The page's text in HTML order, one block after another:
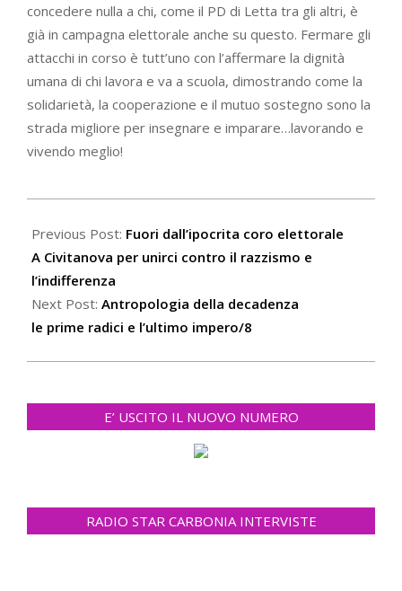
concedere nulla a chi, come il PD di Letta tra gli altri, è
già in campagna elettorale anche su questo. Fermare gli
attacchi in corso è tutt’uno con l’affermare la dignità
umana di chi lavora e va a scuola, dimostrando come la
solidarietà, la cooperazione e il mutuo sostegno sono la
strada migliore per insegnare e imparare…lavorando e
vivendo meglio!
08-
10
Previous Post: Fuori dall’ipocrita coro elettorale
A Civitanova per unirci contro il razzismo e
l’indifferenza
Next Post: Antropologia della decadenza
le prime radici e l’ultimo impero/8
E’ USCITO IL NUOVO NUMERO
RADIO STAR CARBONIA INTERVISTE